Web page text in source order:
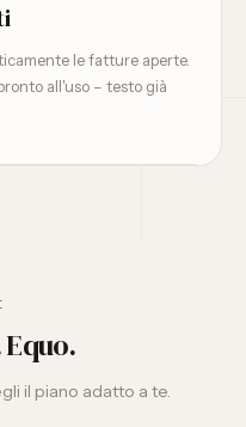
le fatture aperte.
all'uso – testo già
il piano adatto a te.